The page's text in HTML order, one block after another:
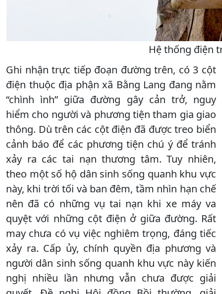
Hệ thống điện
Ghi nhận trực tiếp đoạn đường trên, có 3 cột
điện thuộc địa phận xã Bằng Lang đang nằm
“chình ình” giữa đường gây cản trở, nguy
hiểm cho người và phương tiện tham gia giao
thông. Dù trên các cột điện đã được treo biển
cảnh báo để các phương tiện chú ý để tránh
xảy ra các tai nạn thương tâm. Tuy nhiên,
theo một số hộ dân sinh sống quanh khu vực
này, khi trời tối và ban đêm, tầm nhìn hạn chế
nên đã có những vụ tai nạn khi xe máy va
quyệt với những cột điện ở giữa đường. Rất
may chưa có vụ việc nghiêm trọng, đáng tiếc
xảy ra. Cấp ủy, chính quyền địa phương và
người dân sinh sống quanh khu vực này kiến
nghị nhiều lần nhưng vẫn chưa được giải